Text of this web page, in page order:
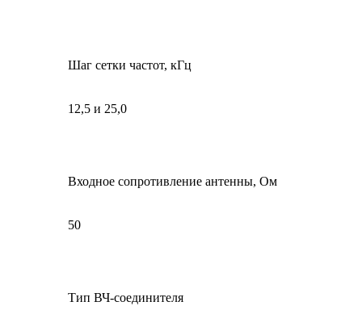
Шаг сетки частот, кГц
12,5 и 25,0
Входное сопротивление антенны, Ом
50
Тип ВЧ-соединителя